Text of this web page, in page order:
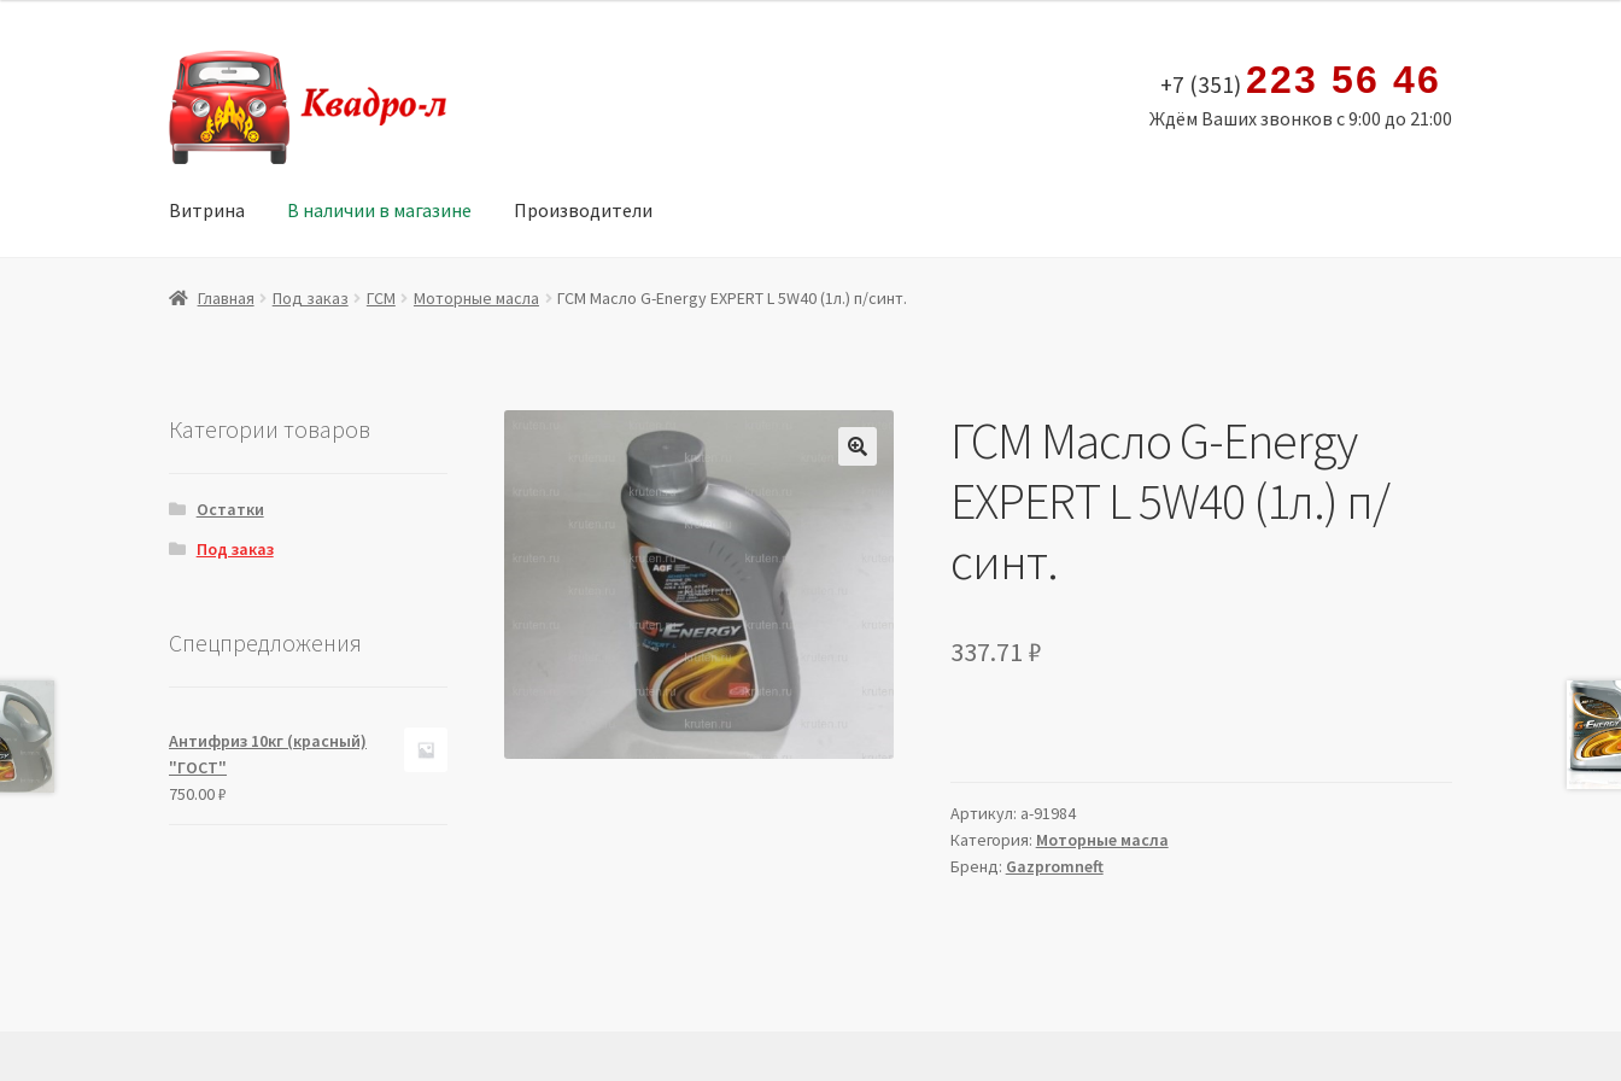
Перейти
к
навигации
Перейти
к
содержимому
+7 (351) 223 56 46
Ждём Ваших звонков с 9:00 до 21:00
Витрина В наличии в магазине Производители
Главная Витрина Мой аккаунт Политика в отношении обработки персональных данных
Главная Под заказ ГСМ Моторные масла ГСМ Масло G-Energy EXPERT L 5W40 (1л.) п/синт.
ГСМ Масло G-Energy
EXPERT L 5W40 (1л.) п/
синт.
337.71 ₽
Артикул: a-91984
Категория: Моторные масла
Бренд: Gazpromneft
Категории товаров
Остатки
Под заказ
Спецпредложения
Антифриз 10кг (красный)
"ГОСТ"
750.00₽